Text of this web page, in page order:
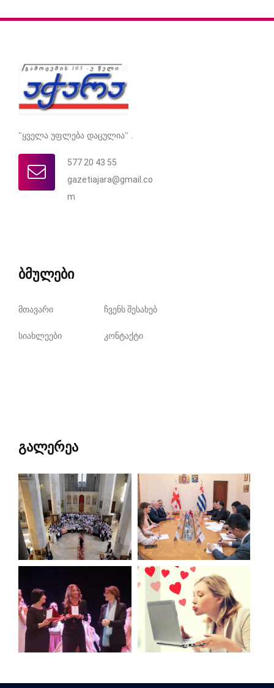
"ყველა უფლება დაცულია" .
577 20 43 55
gazetiajara@gmail.co
m
ბმულები
მთავარი ჩვენს შესახებ
სიახლეები კონტაქტი
გალერეა